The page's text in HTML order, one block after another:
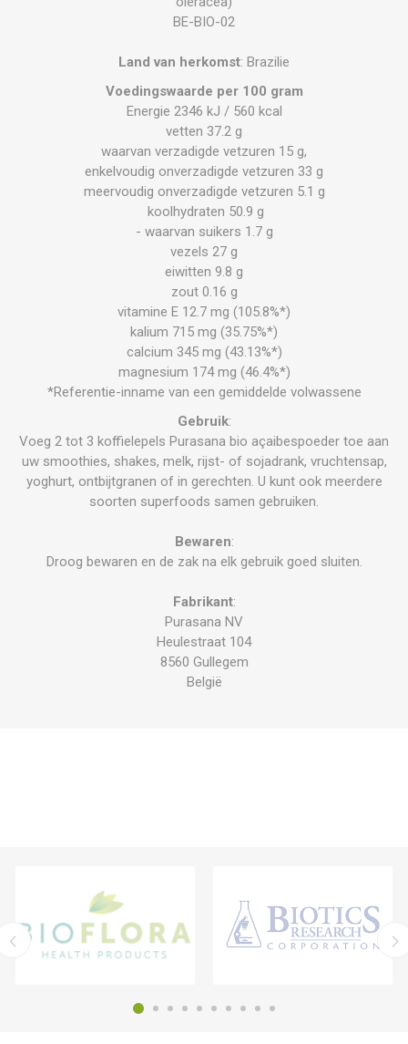
BE-BIO-02
Land van herkomst: Brazilie
Voedingswaarde per 100 gram
Energie 2346 kJ / 560 kcal
vetten 37.2 g
waarvan verzadigde vetzuren 15 g,
enkelvoudig onverzadigde vetzuren 33 g
meervoudig onverzadigde vetzuren 5.1 g
koolhydraten 50.9 g
- waarvan suikers 1.7 g
vezels 27 g
eiwitten 9.8 g
zout 0.16 g
vitamine E 12.7 mg (105.8%*)
kalium 715 mg (35.75%*)
calcium 345 mg (43.13%*)
magnesium 174 mg (46.4%*)
*Referentie-inname van een gemiddelde volwassene
Gebruik:
Voeg 2 tot 3 koffielepels Purasana bio açaibespoeder toe aan
uw smoothies, shakes, melk, rijst- of sojadrank, vruchtensap,
yoghurt, ontbijtgranen of in gerechten. U kunt ook meerdere
soorten superfoods samen gebruiken.
Bewaren:
Droog bewaren en de zak na elk gebruik goed sluiten.
Fabrikant:
Purasana NV
Heulestraat 104
8560 Gullegem
België